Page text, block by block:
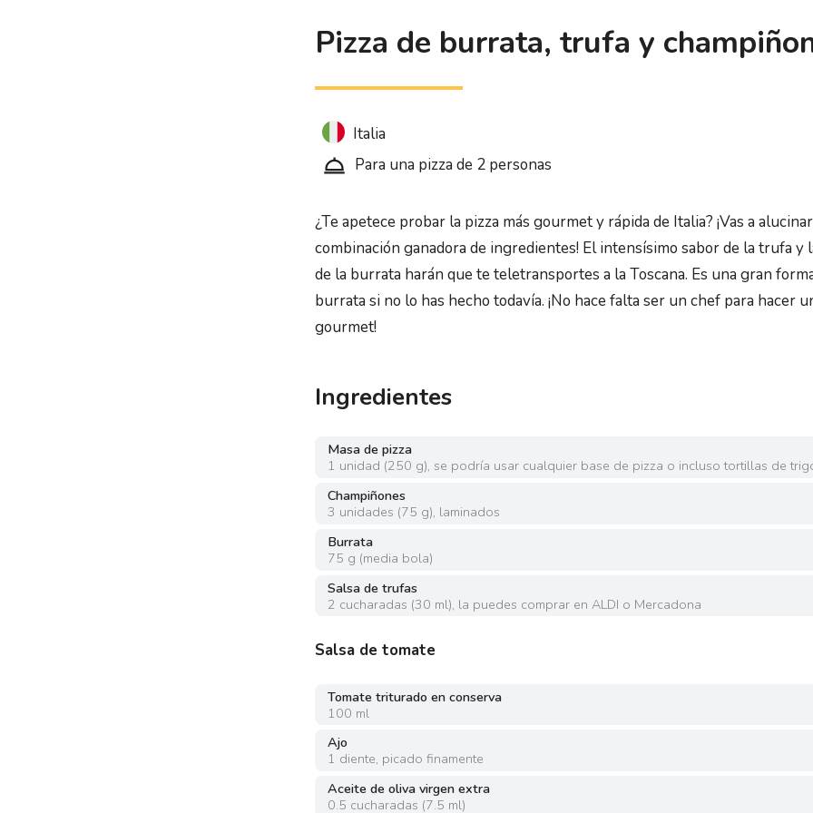
Pizza de burrata, trufa y
Italia
Para una pizza de 2 personas
¿Te apetece probar la pizza más gourmet y rápida de Italia? ¡Vas a
combinación ganadora de ingredientes! El intensísimo sabor de la trufa y
de la burrata harán que te teletransportes a la Toscana. Es una gran
burrata si no lo has hecho todavía. ¡No hace falta ser un chef para hacer
gourmet!
Ingredientes
Masa de pizza
1 unidad (250 g), se podría usar cualquier base de pizza o incluso tortillas de
Champiñones
3 unidades (75 g), laminados
Burrata
75 g (media bola)
Salsa de trufas
2 cucharadas (30 ml), la puedes comprar en ALDI o Mercadona
Salsa de tomate
Tomate triturado en conserva
100 ml
Ajo
1 diente, picado finamente
Aceite de oliva virgen extra
0.5 cucharadas (7.5 ml)